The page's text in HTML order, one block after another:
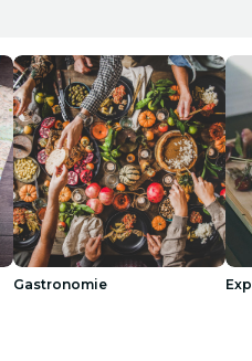
Gastronomie